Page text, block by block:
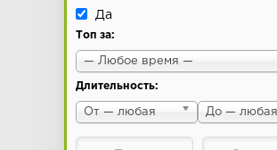
Да
Топ за:
— Любое время —
Длительность:
От — любая До — любая